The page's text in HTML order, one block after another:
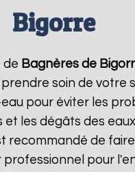
Bigorre
de Bagnères de
soin de votre
pour éviter les
et les dégâts des
recommandé de
professionnel pour